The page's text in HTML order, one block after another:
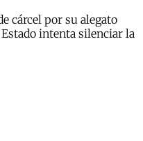
cárcel por su alegato
intenta silenciar la